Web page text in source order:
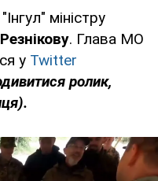
міністру
. Глава МО
у Twitter
ролик,